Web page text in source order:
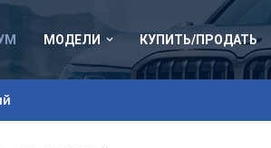
МОДЕЛИ КУПИТЬ/ПРОДАТЬ